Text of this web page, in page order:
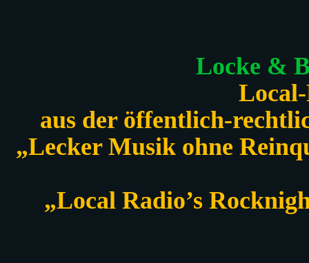
Locke &
aus der öffentlich-
„Lecker Musik ohne
„Local Radio’s